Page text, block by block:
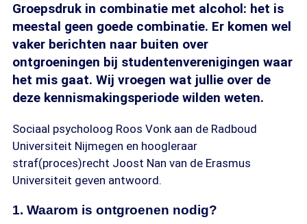
Groepsdruk in combinatie met alcohol: het is
meestal geen goede combinatie. Er komen wel
vaker berichten naar buiten over
ontgroeningen bij studentenverenigingen waar
het mis gaat. Wij vroegen wat jullie over de
deze kennismakingsperiode wilden weten.
Sociaal psycholoog Roos Vonk aan de Radboud
Universiteit Nijmegen en hoogleraar
straf(proces)recht Joost Nan van de Erasmus
Universiteit geven antwoord.
1. Waarom is ontgroenen nodig?